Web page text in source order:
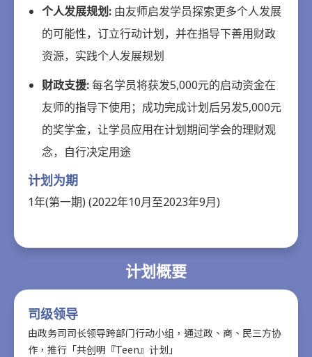
个人发展规划: 由友师启发学员探索更多个人发展
的可能性，订立行动计划，并在指导下善用财政
资源，实践个人发展规划
财政支援:每名学员将获发5,000元的启动资金在
友师的指导下使用；成功完成计划后另发5,000元
的奖学金，让学员应用在计划期间学会的理财观
念，自行决定用途
计划为期
1年(第一期) (2022年10月至2023年9月)
计划概要
司级领导
由政务司司长领导跨部门行动小组，通过政、商、民三方协
作，推行「共创明『Teen』计划」